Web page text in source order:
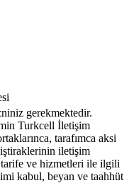
gerekmektedir.
Turkcell İletişim
tarafımca aksi
iletişim
ve hizmetleri ile ilgili
kabul, beyan ve taahhüt